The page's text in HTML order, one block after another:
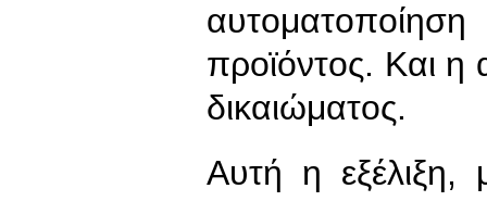
προϊόντος. Και
δικαιώματος.
Αυτή η εξέλιξη,